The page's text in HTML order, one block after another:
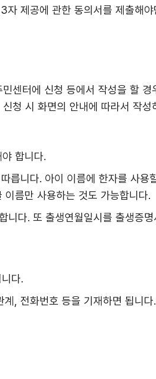
제공에 관한 동의서를 제출해
센터에 신청 등에서 작성을 할 경
청 시 화면의 안내에 따라서 작성
합니다.
릅니다. 아이 이름에 한자를 사용
름만 사용하는 것도 가능합니다.
니다. 또 출생연월일시를 출생증
다.
, 전화번호 등을 기재하면 됩니다.